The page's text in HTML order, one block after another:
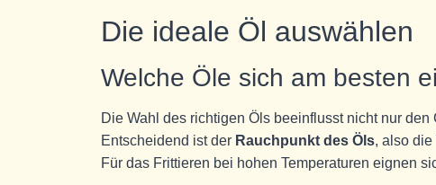
Die ideale Öl auswählen
Welche Öle sich am besten
Die Wahl des richtigen Öls beeinflusst nicht nur
Entscheidend ist der Rauchpunkt des Öls, also die
Für das Frittieren bei hohen Temperaturen eignen